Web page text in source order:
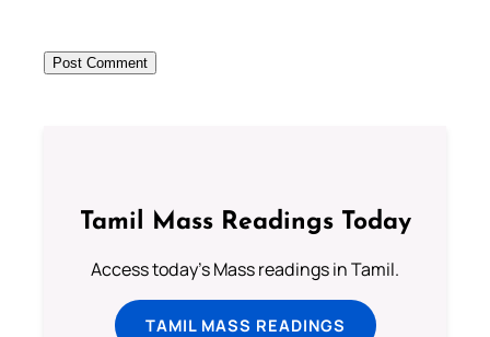
Tamil Mass Readings Today
Access today's Mass readings in Tamil.
TAMIL MASS READINGS